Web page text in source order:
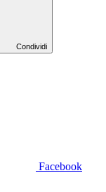
Condividi
Facebook